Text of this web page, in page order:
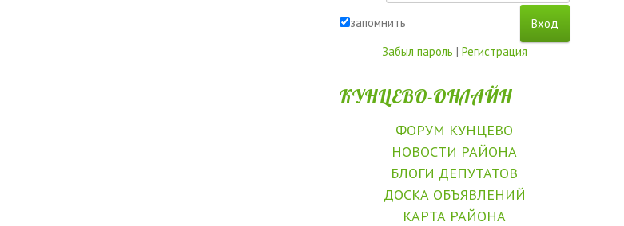
запомнить
Забыл пароль | Регистрация
КУНЦЕВО-ОНЛАЙН
ФОРУМ КУНЦЕВО
НОВОСТИ РАЙОНА
БЛОГИ ДЕПУТАТОВ
ДОСКА ОБЪЯВЛЕНИЙ
КАРТА РАЙОНА